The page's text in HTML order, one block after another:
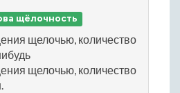
щёлочность
щелочью, количество
щелочью, количество